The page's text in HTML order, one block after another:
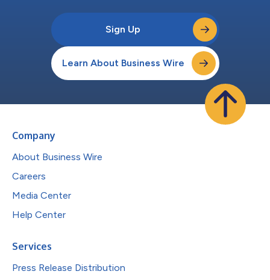
Sign Up
Learn About Business Wire
Company
About Business Wire
Careers
Media Center
Help Center
Services
Press Release Distribution